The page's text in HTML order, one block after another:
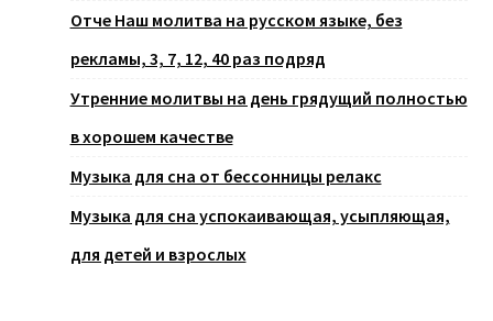
Отче Наш молитва на русском языке, без
рекламы, 3, 7, 12, 40 раз подряд
Утренние молитвы на день грядущий полностью
в хорошем качестве
Музыка для сна от бессонницы релакс
Музыка для сна успокаивающая, усыпляющая,
для детей и взрослых